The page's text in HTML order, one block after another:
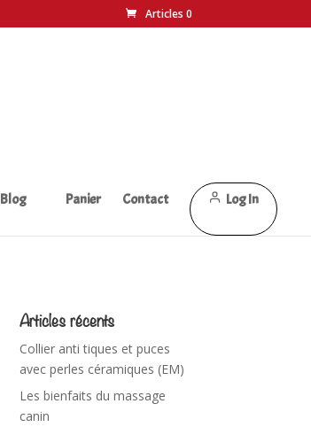
Articles 0
Blog Panier Contact Log In
Articles récents
Collier anti tiques et puces
avec perles céramiques (EM)
Les bienfaits du massage
canin